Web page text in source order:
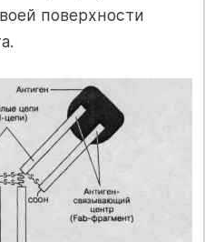
поверхности